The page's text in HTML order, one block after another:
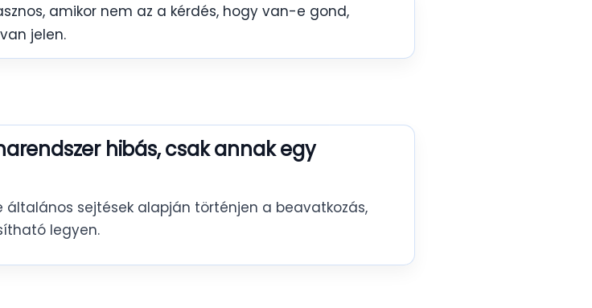
amikor nem az a kérdés, hogy van-e gond,
jelen.
hibás, csak annak egy
általános sejtések alapján történjen a beavatkozás,
legyen.